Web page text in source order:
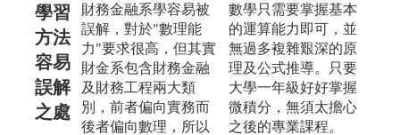
學習
方法
容易
誤解
之處
財務金融系學容易被
誤解，對於"數理能
力"要求很高，但其實
財金系包含財務金融
及財務工程兩大類
別，前者偏向實務而
後者偏向數理，所以
數學只需要掌握基本
的運算能力即可，並
無過多複雜艱深的原
理及公式推導。只要
大學一年級好好掌握
微積分，無須太擔心
之後的專業課程。